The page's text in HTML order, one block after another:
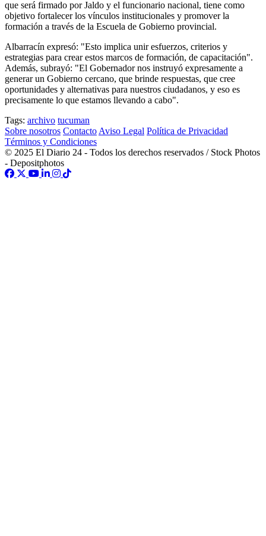
que será firmado por Jaldo y el funcionario nacional, tiene como
objetivo fortalecer los vínculos institucionales y promover la
formación a través de la Escuela de Gobierno provincial.
Albarracín expresó: "Esto implica unir esfuerzos, criterios y
estrategias para crear estos marcos de formación, de capacitación".
Además, subrayó: "El Gobernador nos instruyó expresamente a
generar un Gobierno cercano, que brinde respuestas, que cree
oportunidades y alternativas para nuestros ciudadanos, y eso es
precisamente lo que estamos llevando a cabo".
Tags: archivo tucuman
Sobre nosotros Contacto Aviso Legal Política de Privacidad
Términos y Condiciones
© 2025 El Diario 24 - Todos los derechos reservados / Stock Photos
- Depositphotos